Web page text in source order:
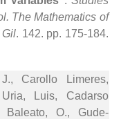
The Mathematics of
Gil. 142. pp. 175-184.
Carollo Limeres,
Luis, Cadarso
Baleato, O., Gude-